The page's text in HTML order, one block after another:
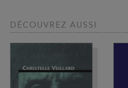
DÉCOUVREZ AUSSI